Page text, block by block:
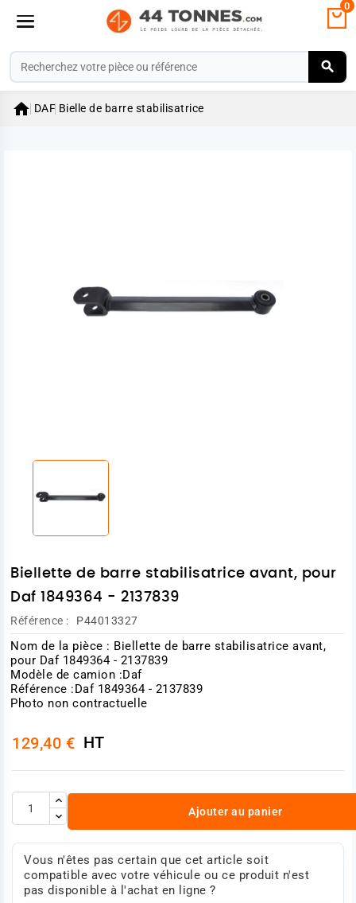
0
 DAF Bielle de barre stabilisatrice
Biellette de barre stabilisatrice avant, pour
Daf 1849364 - 2137839
Référence : P44013327
Nom de la pièce : Biellette de barre stabilisatrice avant,
pour Daf 1849364 - 2137839
Modèle de camion :Daf
Référence :Daf 1849364 - 2137839
Photo non contractuelle
129,40 € HT
Ajouter au panier
Vous n'êtes pas certain que cet article soit
compatible avec votre véhicule ou ce produit n'est
pas disponible à l'achat en ligne ?